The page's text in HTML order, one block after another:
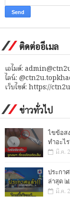
ติดต่ออีเมล
เอไมด์:
ไลน์:
เว็บไซต์: https://
ข่าวทั่วไป
ไขข้อส
ทำอะไ
มี.ค.
ประกา
ล่าสุด
มี.ค.